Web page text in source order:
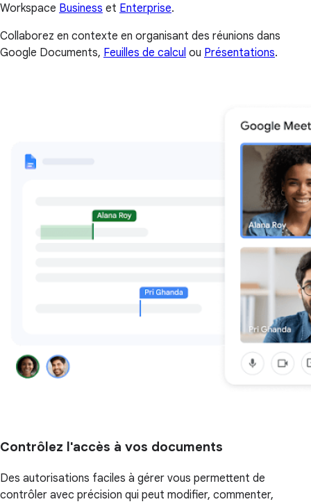
Workspace Business et Enterprise.
Collaborez en contexte en organisant des réunions dans
Google Documents, Feuilles de calcul ou Présentations.
Contrôlez l'accès à vos documents
Des autorisations faciles à gérer vous permettent de
contrôler avec précision qui peut modifier, commenter,